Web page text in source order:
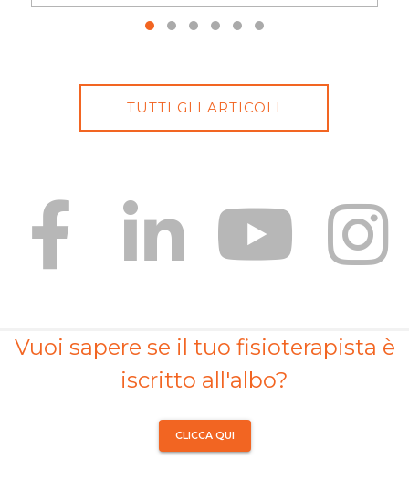
TUTTI GLI ARTICOLI
Vuoi sapere se il tuo fisioterapista è
iscritto all'albo?
CLICCA QUI